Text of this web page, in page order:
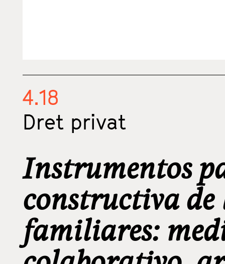
4.18
Dret privat
Instrumentos
constructiva
familiares: